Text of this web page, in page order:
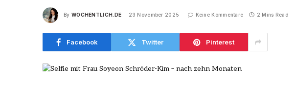
By WOCHENTLICH.DE 23 November 2025 Keine Kommentare 2 Mins Read
Facebook Twitter Pinterest